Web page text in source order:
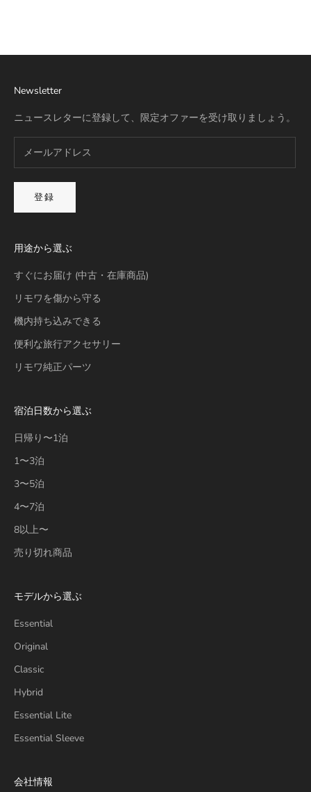
Newsletter
ニュースレターに登録して、限定オファーを受け取りましょう。
登録
用途から選ぶ
すぐにお届け (中古・在庫商品)
リモワを傷から守る
機内持ち込みできる
便利な旅行アクセサリー
リモワ純正パーツ
宿泊日数から選ぶ
日帰り〜1泊
1〜3泊
3〜5泊
4〜7泊
8以上〜
売り切れ商品
モデルから選ぶ
Essential
Original
Classic
Hybrid
Essential Lite
Essential Sleeve
会社情報